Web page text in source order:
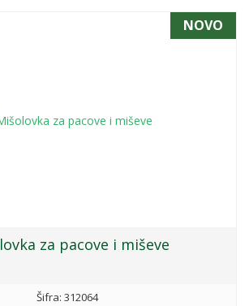
NOVO
za pacove i miševe
Šifra: 312064